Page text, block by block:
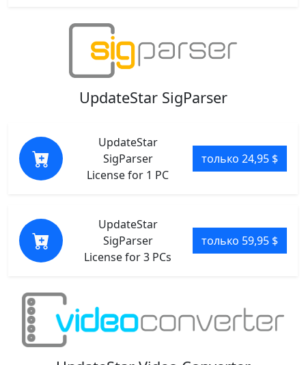
UpdateStar SigParser
UpdateStar
SigParser
License for 1 PC
только 24,95 $
UpdateStar
SigParser
License for 3 PCs
только 59,95 $